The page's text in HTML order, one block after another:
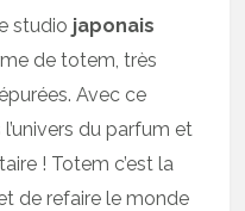
studio japonais
de totem, très
Avec ce
du parfum et
! Totem c’est la
de refaire le monde